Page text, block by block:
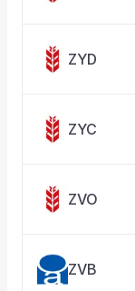
ZYD
ZYC
ZVO
ZVB